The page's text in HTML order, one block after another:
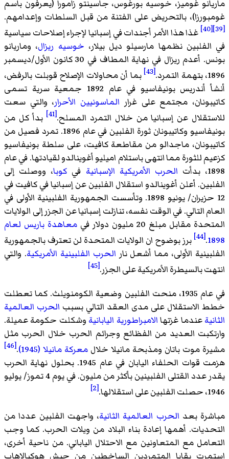
ماريانو غوميز، خوسيه بورغوس، جاسينتو زامورا (يعرفون باسم
غومبورزا)، بالتحريض على الفتنة من قبل السلطات وإعدامهم.
[39]
[40]
غذا هذا الأمر أجندات في إسبانيا لإجراء إصلاحات سياسية
في الفلبين نظمها مارسيلو ديل بيلار، خوسيه ريزال، وماريانو
بونس. أعدم ريزال في نهاية المطاف في 30 كانون الأول/ديسمبر
1896، بتهمة التمرد.
[43]
بما أن محاولات الإصلاح قوبلت بالرفض،
أنشأ أندريس بونيفاسيو في عام 1892 جمعية سرية تسمى
كاتيبونان، مجتمع على غرار الماسونيين الأحرار، والتي سعت
للاستقلال عن إسبانيا من خلال التمرد المسلح.[41]
بدأ كل من
بونيفاسيو وكاتيبونان ثورة الفلبين في عام 1896. تمرد فصيل من
كاتيبونان، ماجدالو من مقاطعة كافيت، على سلطة بونيفاسيو
كزعيم للثورة مما انتهى باستلام اميليو أغوينالدو لقيادتها. في عام
1898، بدأت
الحرب الأمريكية الإسبانية في كوبا، ووصلت إلى
الفلبين. أعلن أغوينالدو استقلال الفلبين عن إسبانيا في كافيت في
12 حزيران/ يونيو 1898. وتأسست الجمهورية الفلبينية الأولى في
العام التالي. في الوقت نفسه، تنازلت إسبانيا عن الجزر إلى الولايات
المتحدة مقابل مبلغ 20 مليون دولار في
معاهدة باريس لعام
1898
.
[44]
برز بوضوح ان الولايات المتحدة لن تعترف بالجمهورية
الفلبينية الأولى، مما أشعل نار الحرب الفلبينية الأمريكية. والتي
انتهت بالسيطرة الأمريكية على الجزر.[45]
في عام 1935، منحت الفلبين وضعية الكومنويلث. كما تعطلت
خطط الاستقلال على مدى العقد التالي بسبب الحرب العالمية
الثانيةعندما غزتهاالامبراطورية اليابانية وشكلت حكومة عميلة.
وارتكبت العديد من الفظائع وجرائم الحرب خلال الحرب مثل
مشيرة موت باتان ومذبحة مانيلا خلال معركة مانيلا (1945) .
[46]
هزمت قوات الحلفاء اليابان في عام 1945. بحلول نهاية الحرب
يقدر عدد القتلى الفلبينين بأكثر من مليون. في يوم 4 تموز/ يوليو
1946، حصلت الفلبين على استقلالها.
[2]
مباشرة بعد الحرب العالمية الثانية، واجهت الفلبين عددا من
التحديات. أهمها إعادة بناء البلاد من ويلات الحرب. كما وجب
التعامل مع المتعاونين مع الاحتلال الياباني. من ناحية أخرى،
استمرت بقايا المتمردين الساخطين من جيش هوكبالاهاب